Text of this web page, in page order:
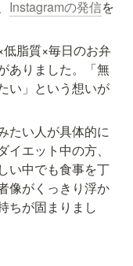
Instagramの発信を
脂質×毎日のお弁
ありました。「無
い」という想いが
たい人が具体的に
エット中の方、
い中でも食事を丁
像がくっきり浮か
ちが固まりまし